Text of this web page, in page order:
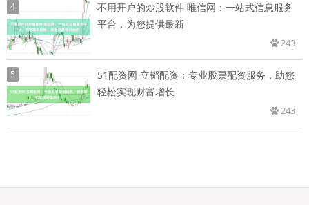
4
不用开户的炒股软件 唯信网：一站式信息服务
平台，为您提供最新
243
5
51配资网 立韬配资：专业股票配资服务，助您
轻松实现财富增长
243